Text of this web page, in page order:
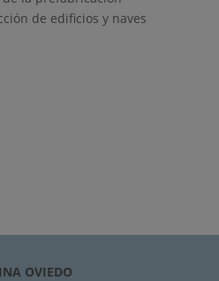
de edificios y naves
OVIEDO